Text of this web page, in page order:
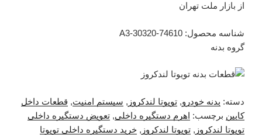
از بازار ملت تهران
شناسه محصول: 74610-30320-A3
گروه بدنه
دسته: بدنه خودرو, تویوتا لندکروز , سیستم امنیت, قطعات داخل
کابین برچسب: اهرم دستگیره داخلی, تعویض دستگیره داخلی
تویوتا لندکروز , تویوتا لندکروز , خرید دستگیره داخلی تویوتا